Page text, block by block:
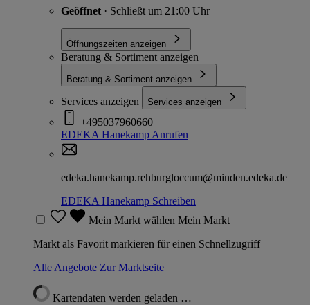
Geöffnet · Schließt um 21:00 Uhr
Öffnungszeiten anzeigen
Beratung & Sortiment anzeigen
Beratung & Sortiment anzeigen
Services anzeigen Services anzeigen
+495037960660
EDEKA Hanekamp Anrufen
edeka.hanekamp.rehburgloccum@minden.edeka.de
EDEKA Hanekamp Schreiben
Mein Markt wählen Mein Markt
Markt als Favorit markieren für einen Schnellzugriff
Alle Angebote Zur Marktseite
Kartendaten werden geladen …